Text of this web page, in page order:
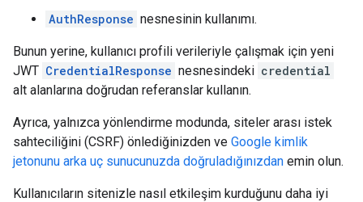
AuthResponse nesnesinin kullanımı.
Bunun yerine, kullanıcı profili verileriyle çalışmak için yeni
JWT CredentialResponse nesnesindeki credential
alt alanlarına doğrudan referanslar kullanın.
Ayrıca, yalnızca yönlendirme modunda, siteler arası istek
sahteciliğini (CSRF) önlediğinizden ve Google kimlik
jetonunu arka uç sunucunuzda doğruladığınızdan emin olun.
Kullanıcıların sitenizle nasıl etkileşim kurduğunu daha iyi